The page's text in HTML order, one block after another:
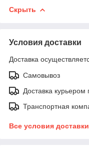
Скрыть
Условия доставки
Доставка
Самовывоз
Доставка
Транспортная
Все условия доставки